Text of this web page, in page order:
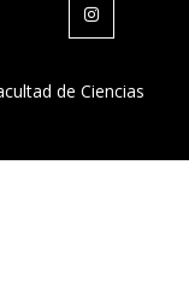
de Ciencias